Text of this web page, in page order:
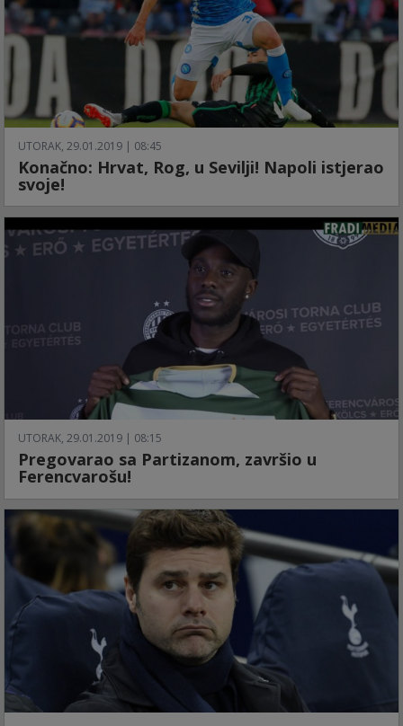
UTORAK, 29.01.2019 | 08:45
Konačno: Hrvat, Rog, u Sevilji! Napoli istjerao
svoje!
UTORAK, 29.01.2019 | 08:15
Pregovarao sa Partizanom, završio u
Ferencvarošu!